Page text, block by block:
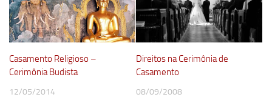
Casamento Religioso –
Cerimônia Budista
12/05/2014
Direitos na Cerimônia de
Casamento
08/09/2008